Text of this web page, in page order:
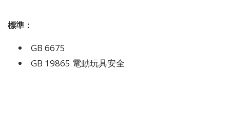
標準：
GB 6675
GB 19865 電動玩具安全